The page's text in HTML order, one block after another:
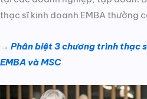
thạc sĩ kinh doanh EMBA thường
→ Phân biệt 3 chương trình thạc
EMBA và MSC